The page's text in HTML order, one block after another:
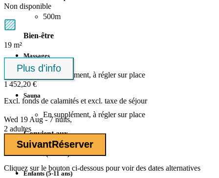
500m
Bien-être
Massages
En supplément, à régler sur place
Sauna
En supplément, à régler sur place
Convient aux
Enfants (0-4 ans)
Enfants (5-11 ans)
Non disponible
19 m²
Plus d'info
1 452,20 €
Excl. fonds de calamités et excl. taxe de séjour
Wed 19 Aug - 7 nuits,
2 adultes
SuivantRéserver
Cliquez sur le bouton ci-dessous pour voir des dates alternatives